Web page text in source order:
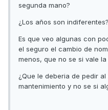
segunda mano?
¿Los años son indiferentes?
Es que veo algunas con
el seguro el cambio de
menos, que no se si vale la
¿Que le deberia de pedir
mantenimiento y no se si